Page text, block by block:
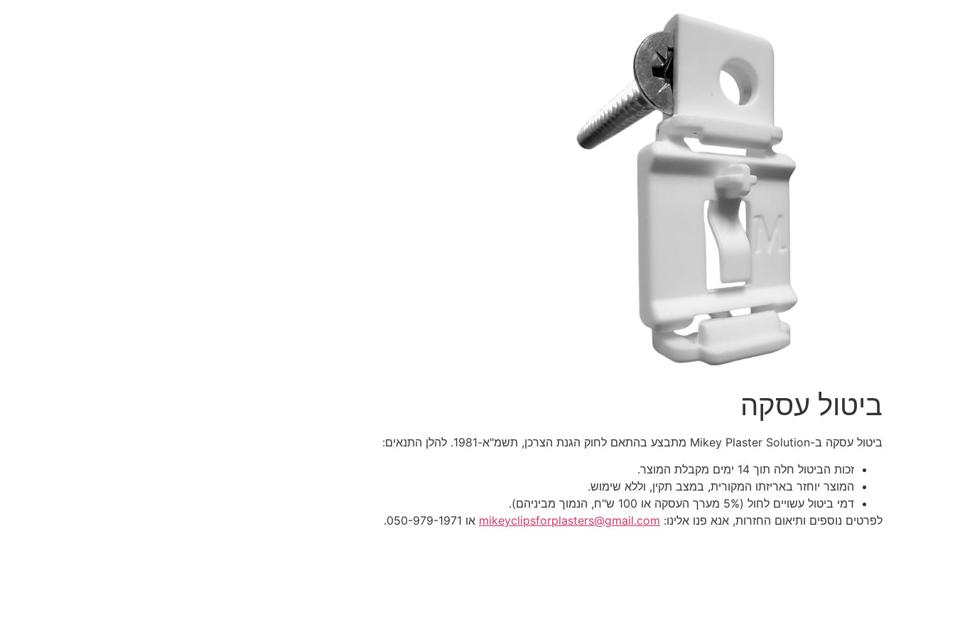
ביטול עסקה
ביטול עסקה ב-Mikey Plaster Solution מתבצע בהתאם לחוק הגנת הצרכן, תשמ"א-1981. להלן התנאים:
זכות הביטול חלה תוך 14 ימים מקבלת המוצר.
המוצר יוחזר באריזתו המקורית, במצב תקין, וללא שימוש.
דמי ביטול עשויים לחול (5% מערך העסקה או 100 ש"ח, הנמוך מביניהם).
לפרטים נוספים ותיאום החזרות, אנא פנו אלינו: mikeyclipsforplasters@gmail.com או 050-979-1971.